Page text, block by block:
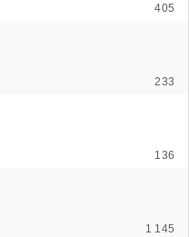
405
233
136
1 145